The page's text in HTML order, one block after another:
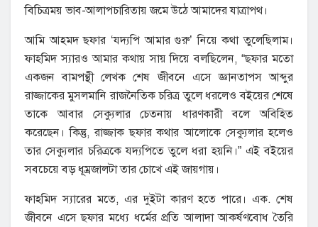
বিচিত্রময় ভাব-আলাপচারিতায় জমে উঠে আমাদের যাত্রাপথ।
আমি আহমদ ছফার ‘যদ্যপি আমার গুরু’ নিয়ে কথা তুলেছিলাম।
ফাহমিদ স্যারও আমার কথায় সায় দিয়ে বলছিলেন, “ছফার মতো
একজন বামপন্থী লেখক শেষ জীবনে এসে জ্ঞানতাপস আব্দুর
রাজ্জাকের মুসলমানি রাজনৈতিক চরিত্র তুলে ধরলেও বইয়ের শেষে
তাকে আবার সেক্যুলার চেতনায় ধারণকারী বলে অবিহিত
করেছেন। কিন্তু, রাজ্জাক ছফার কথার আলোকে সেক্যুলার হলেও
তার সেক্যুলার চরিত্রকে যদ্যপিতে তুলে ধরা হয়নি।” এই বইয়ের
সবচেয়ে বড় ধূম্রজালটা তার চোখে এই জায়গায়।
ফাহমিদ স্যারের মতে, এর দুইটা কারণ হতে পারে। এক. শেষ
জীবনে এসে ছফার মধ্যে ধর্মের প্রতি আলাদা আকর্ষণবোধ তৈরি